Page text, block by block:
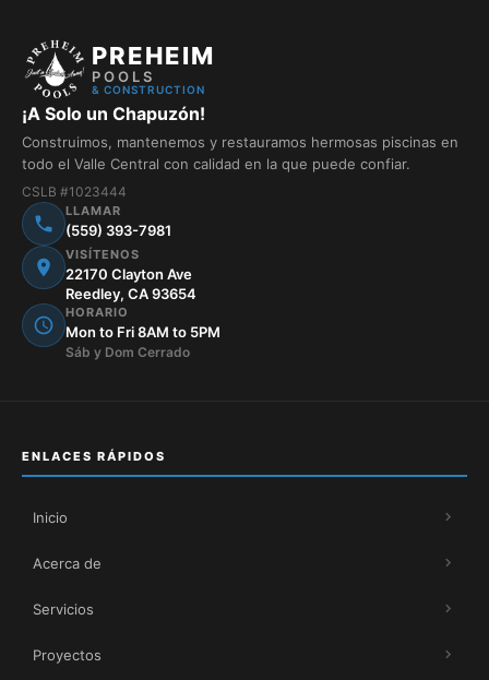
PREHEIM
POOLS
& CONSTRUCTION
¡A Solo un Chapuzón!
Construimos, mantenemos y restauramos hermosas piscinas en
todo el Valle Central con calidad en la que puede confiar.
CSLB #1023444
LLAMAR
(559) 393-7981
VISÍTENOS
22170 Clayton Ave
Reedley, CA 93654
HORARIO
Mon to Fri 8AM to 5PM
Sáb y Dom Cerrado
ENLACES RÁPIDOS
Inicio
Acerca de
Servicios
Proyectos